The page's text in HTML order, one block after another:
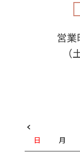
営業
（
日
月